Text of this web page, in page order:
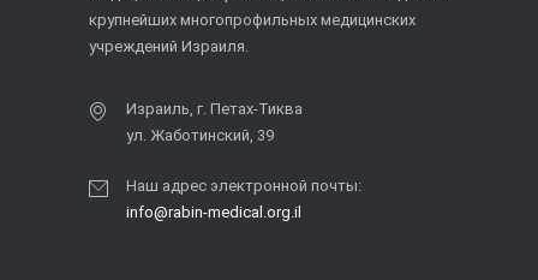
крупнейших многопрофильных медицинских
учреждений Израиля.
Израиль, г. Петах-Тиква
ул. Жаботинский, 39
Наш адрес электронной почты:
info@rabin-medical.org.il